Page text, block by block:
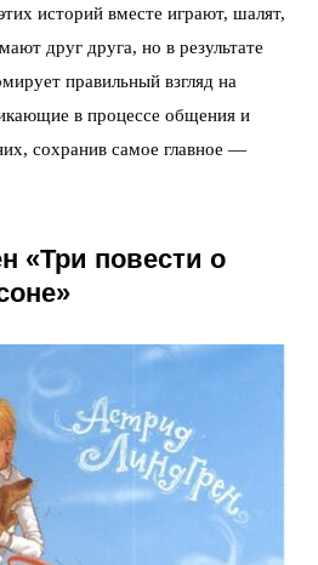
историй вместе играют, шалят,
друг друга, но в результате
правильный взгляд на
в процессе общения и
сохранив самое главное —
«Три повести о